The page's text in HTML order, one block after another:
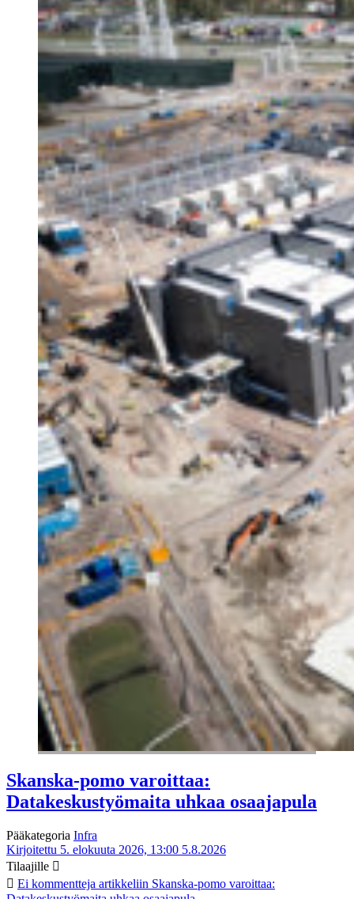
Skanska-pomo varoittaa:
Datakeskustyömaita uhkaa osaajapula
Pääkategoria Infra
Kirjoitettu 5. elokuuta 2026, 13:00 5.8.2026
Tilaajille
Ei kommentteja artikkeliin Skanska-pomo varoittaa: